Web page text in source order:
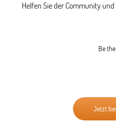
Helfen Sie der Community
Be
Jetzt